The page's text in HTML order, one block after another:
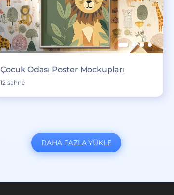
Çocuk Odası Poster Mockupları
12 sahne
DAHA FAZLA YÜKLE